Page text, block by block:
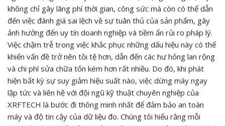
không chỉ gây lãng phí thời gian, công sức mà còn có thể dẫn
đến việc đánh giá sai lệch về sự tuân thủ của sản phẩm, gây
ảnh hưởng đến uy tín doanh nghiệp và tiềm ẩn rủi ro pháp lý.
Việc chậm trễ trong việc khắc phục những dấu hiệu này có thể
khiến vấn đề trở nên tồi tệ hơn, dẫn đến các hư hỏng lan rộng
và chi phí sửa chữa tốn kém hơn rất nhiều. Do đó, khi phát
hiện bất kỳ sự suy giảm hiệu suất nào, việc dừng máy ngay
lập tức và liên hệ với đội ngũ kỹ thuật chuyên nghiệp của
XRFTECH là bước đi thông minh nhất để đảm bảo an toàn
máy và độ tin cậy của dữ liệu đo. Chúng tôi hiểu rằng mỗi